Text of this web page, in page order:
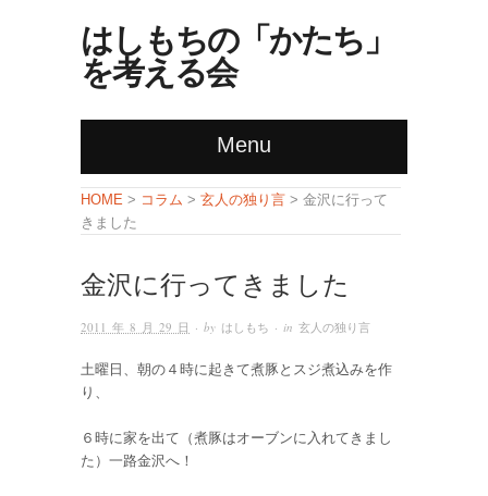
はしもちの「かたち」
を考える会
Menu
HOME > コラム > 玄人の独り言 > 金沢に行って
きました
金沢に行ってきました
2011 年 8 月 29 日 · by はしもち · in 玄人の独り言
土曜日、朝の４時に起きて煮豚とスジ煮込みを作
り、
６時に家を出て（煮豚はオーブンに入れてきまし
た）一路金沢へ！